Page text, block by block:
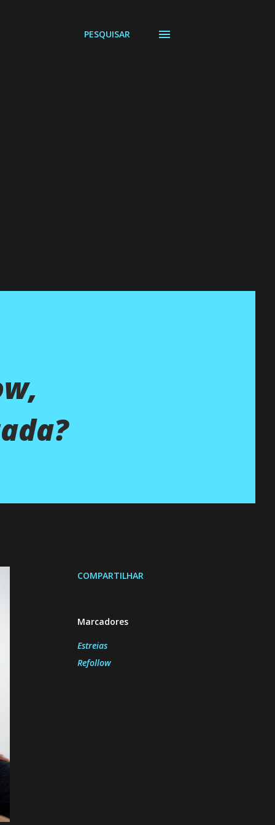
PESQUISAR
COMPARTILHAR
Marcadores
Estreias
Refollow